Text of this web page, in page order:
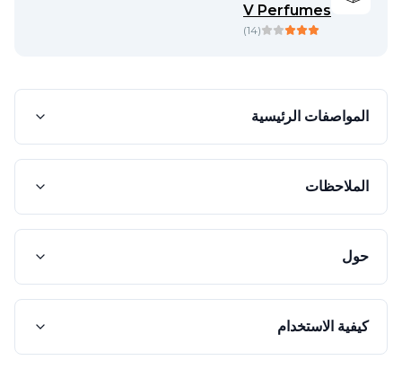
V Perfumes
(
14
)
المواصفات الرئيسية
الملاحظات
حول
كيفية الاستخدام